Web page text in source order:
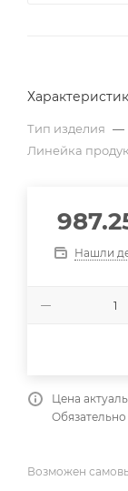
Тип изделия —
Линейка
Нашли
Цена
Возможен